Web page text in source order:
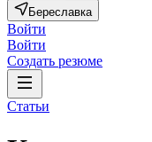
Береславка
Войти
Войти
Создать резюме
Статьи